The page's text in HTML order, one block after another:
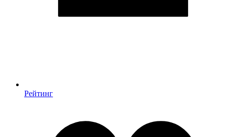
Рейтинг